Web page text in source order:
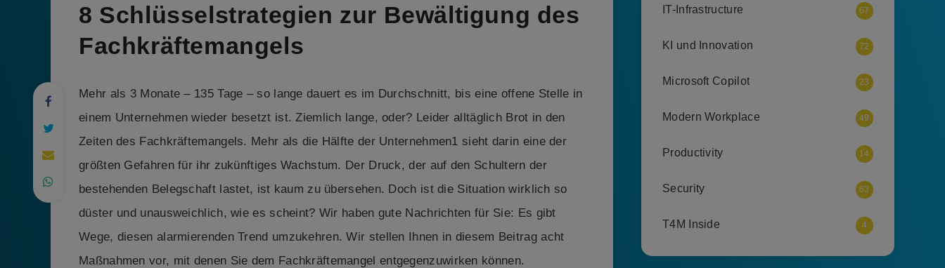
8 Schlüsselstrategien zur Bewältigung des
Fachkräftemangels
Mehr als 3 Monate – 135 Tage – so lange dauert es im Durchschnitt, bis eine offene Stelle in
einem Unternehmen wieder besetzt ist. Ziemlich lange, oder? Leider alltäglich Brot in den
Zeiten des Fachkräftemangels. Mehr als die Hälfte der Unternehmen1 sieht darin eine der
größten Gefahren für ihr zukünftiges Wachstum. Der Druck, der auf den Schultern der
bestehenden Belegschaft lastet, ist kaum zu übersehen. Doch ist die Situation wirklich so
düster und unausweichlich, wie es scheint? Wir haben gute Nachrichten für Sie: Es gibt
Wege, diesen alarmierenden Trend umzukehren. Wir stellen Ihnen in diesem Beitrag acht
Maßnahmen vor, mit denen Sie dem Fachkräftemangel entgegenzuwirken können.
IT-Infrastructure 67
KI und Innovation 72
Microsoft Copilot 23
Modern Workplace 49
Productivity 14
Security 63
T4M Inside 4